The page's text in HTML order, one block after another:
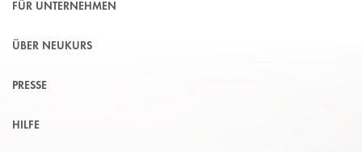
FÜR UNTERNEHMEN
ÜBER NEUKURS
PRESSE
HILFE